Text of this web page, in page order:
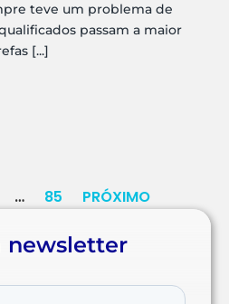
teve um problema de
passam a maior
[...]
… 85 PRÓXIMO
newsletter